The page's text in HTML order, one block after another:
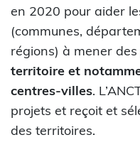
en 2020 pour aider
(communes,
régions) à mener des
territoire et
centres-villes.
projets et reçoit et
des territoires.